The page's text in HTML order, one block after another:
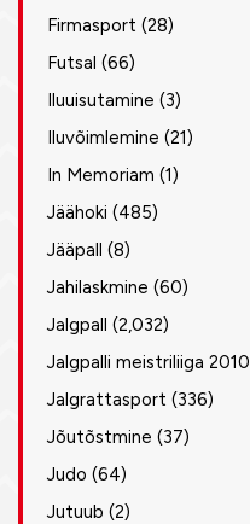
Firmasport (28)
Futsal (66)
Iluuisutamine (3)
Iluvõimlemine (21)
In Memoriam (1)
Jäähoki (485)
Jääpall (8)
Jahilaskmine (60)
Jalgpall (2,032)
Jalgpalli meistriliiga 2010
Jalgrattasport (336)
Jõutõstmine (37)
Judo (64)
Jutuub (2)